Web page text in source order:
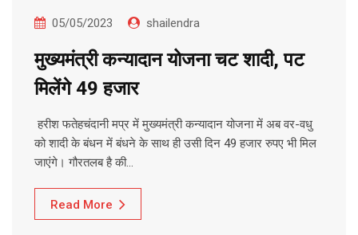
05/05/2023 shailendra
मुख्यमंत्री कन्यादान योजना चट शादी, पट
मिलेंगे 49 हजार
हरीश फतेहचंदानी मप्र में मुख्यमंत्री कन्यादान योजना में अब वर-वधु
को शादी के बंधन में बंधने के साथ ही उसी दिन 49 हजार रुपए भी मिल
जाएंगे। गौरतलब है की…
Read More